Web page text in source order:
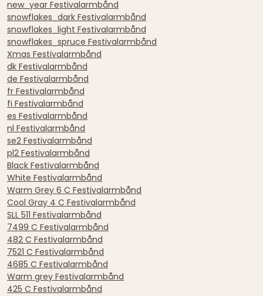
new_year Festivalarmbånd
snowflakes_dark Festivalarmbånd
snowflakes_light Festivalarmbånd
snowflakes_spruce Festivalarmbånd
Xmas Festivalarmbånd
dk Festivalarmbånd
de Festivalarmbånd
fr Festivalarmbånd
fi Festivalarmbånd
es Festivalarmbånd
nl Festivalarmbånd
se2 Festivalarmbånd
pl2 Festivalarmbånd
Black Festivalarmbånd
White Festivalarmbånd
Warm Grey 6 C Festivalarmbånd
Cool Gray 4 C Festivalarmbånd
SLL 511 Festivalarmbånd
7499 C Festivalarmbånd
482 C Festivalarmbånd
7521 C Festivalarmbånd
4685 C Festivalarmbånd
Warm grey Festivalarmbånd
425 C Festivalarmbånd